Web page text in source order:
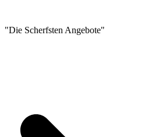
"Die Scherfsten Angebote"